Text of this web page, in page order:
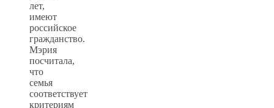
лет,
имеют
российское
гражданство.
Мэрия
посчитала,
что
семья
соответствует
критериям